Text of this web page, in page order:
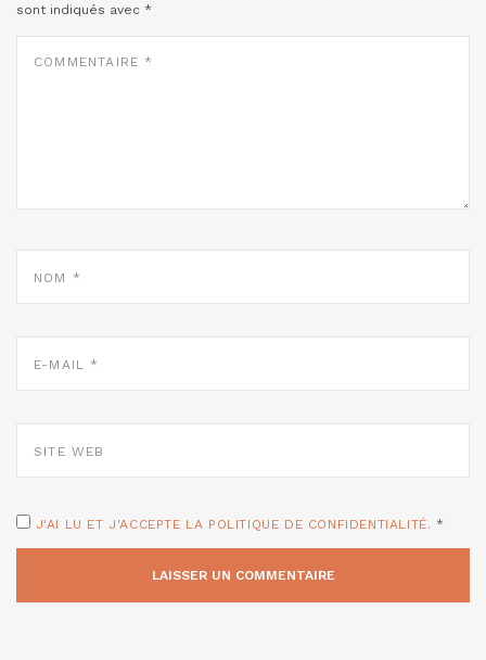
sont indiqués avec *
MAIL
WEB
J'AI LU ET J'ACCEPTE LA POLITIQUE DE CONFIDENTIALITÉ. *